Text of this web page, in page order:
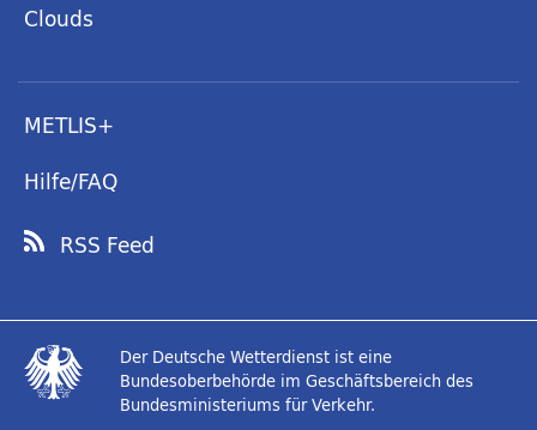
Clouds
METLIS+
Hilfe/FAQ
RSS Feed
Der Deutsche Wetterdienst ist eine
Bundesoberbehörde im Geschäftsbereich des
Bundesministeriums für Verkehr.